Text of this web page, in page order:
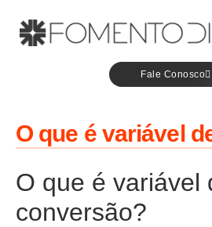
Fale Conosco
O que é variável
O que é variável
conversão?